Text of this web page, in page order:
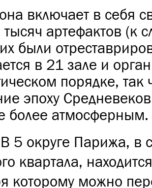
включает в себя
тысяч артефактов (к
были
в 21 зале и
порядке, так
эпоху
более атмосферным.
5 округе Парижа, в
квартала,
которому можно